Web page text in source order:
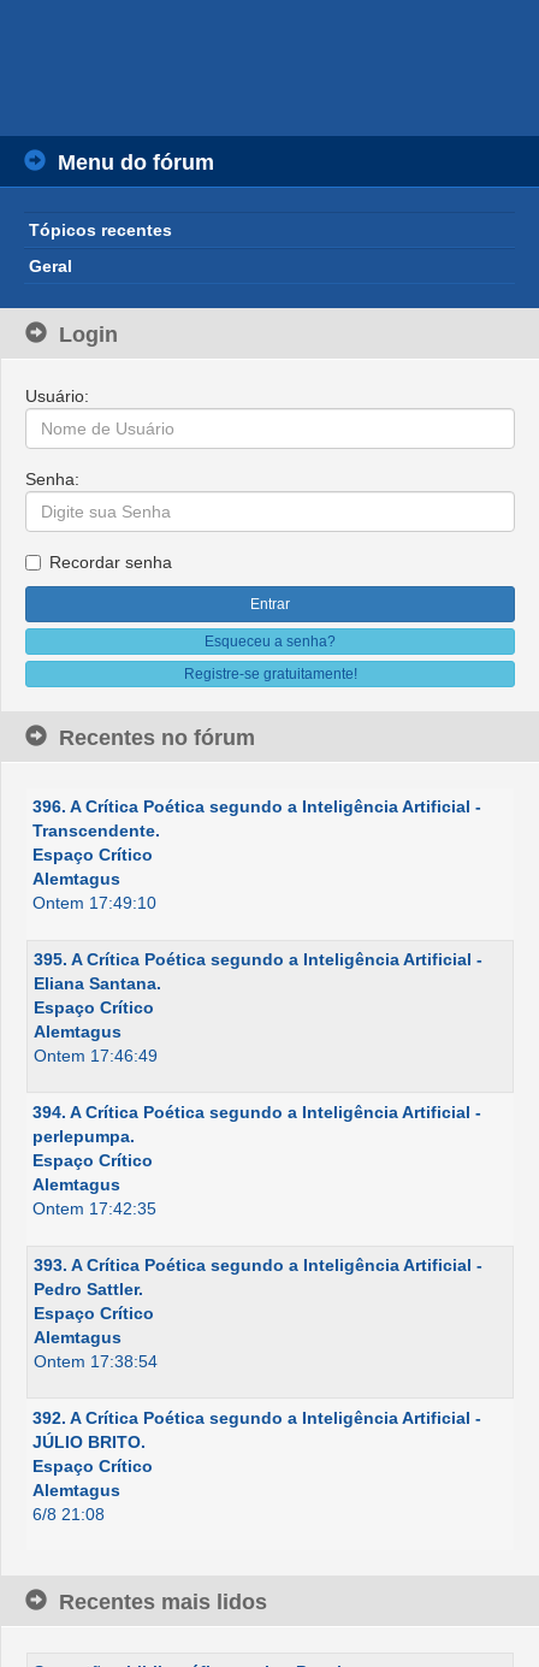
Menu do fórum
Tópicos recentes
Geral
Login
Usuário:
Senha:
Recordar senha
Esqueceu a senha?
Registre-se gratuitamente!
Recentes no fórum
396. A Crítica Poética segundo a Inteligência Artificial -
Transcendente.
Espaço Crítico
Alemtagus
Ontem 17:49:10
395. A Crítica Poética segundo a Inteligência Artificial -
Eliana Santana.
Espaço Crítico
Alemtagus
Ontem 17:46:49
394. A Crítica Poética segundo a Inteligência Artificial -
perlepumpa.
Espaço Crítico
Alemtagus
Ontem 17:42:35
393. A Crítica Poética segundo a Inteligência Artificial -
Pedro Sattler.
Espaço Crítico
Alemtagus
Ontem 17:38:54
392. A Crítica Poética segundo a Inteligência Artificial -
JÚLIO BRITO.
Espaço Crítico
Alemtagus
6/8 21:08
Recentes mais lidos